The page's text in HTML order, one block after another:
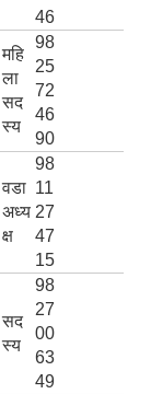
46
महि
ला
सद
स्य
98
25
72
46
90
वडा
अध्य
क्ष
98
11
27
47
15
सद
स्य
98
27
00
63
49